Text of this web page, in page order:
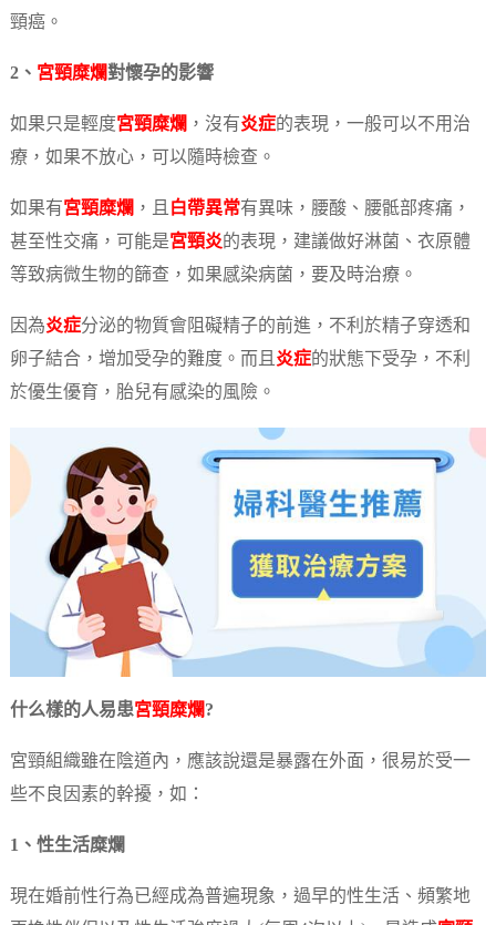
頸癌。
2、 宮頸糜爛對懷孕的影響
如果只是輕度宮頸糜爛 ，沒有炎症的表現，一般可以不用治
療，如果不放心，可以隨時檢查。
如果有宮頸糜爛 ，且 白帶異常有異味，腰酸、腰骶部疼痛，
甚至性交痛，可能是宮頸炎的表現，建議做好淋菌、衣原體
等致病微生物的篩查，如果感染病菌，要及時治療。
因為炎症分泌的物質會阻礙精子的前進，不利於精子穿透和
卵子結合，增加受孕的難度。而且炎症的狀態下受孕，不利
於優生優育，胎兒有感染的風險。
什么樣的人易患宮頸糜爛?
宮頸組織雖在陰道內，應該說還是暴露在外面，很易於受一
些不良因素的幹擾，如：
1、性生活糜爛
現在婚前性行為已經成為普遍現象，過早的性生活、頻繁地